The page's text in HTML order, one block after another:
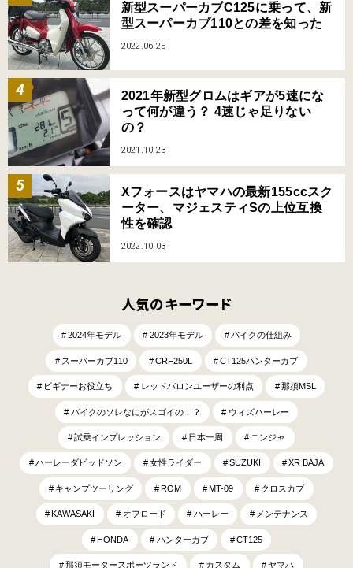
新型スーパーカブC125に乗って、新
型スーパーカブ110との差を知った
2022.06.25
2021年新型グロムはギアが5速にな
って何が違う？ 4速じゃ足りない
の？
2021.10.23
Xフォースはヤマハの最新155ccスク
ーター、マジェスティSの上位互換
性を確認
2022.10.03
人気のキーワード
2024年モデル 2023年モデル バイクの仕組み
スーパーカブ110 CRF250L CT125ハンターカブ
ビギナーお役立ち レッドバロンユーザーの利点 那須MSL
バイクのソレなにがスゴイの！？ ウィズハーレー
試乗インプレッション 日本一周 ニンジャ
ハーレーダビッドソン 女性ライダー SUZUKI XR BAJA
キャンプツーリング ROM MT-09 クロスカブ
KAWASAKI オフロード ハーレー メンテナンス
HONDA ハンターカブ CT125
那須モータースポーツランド カスタム ヤマハ